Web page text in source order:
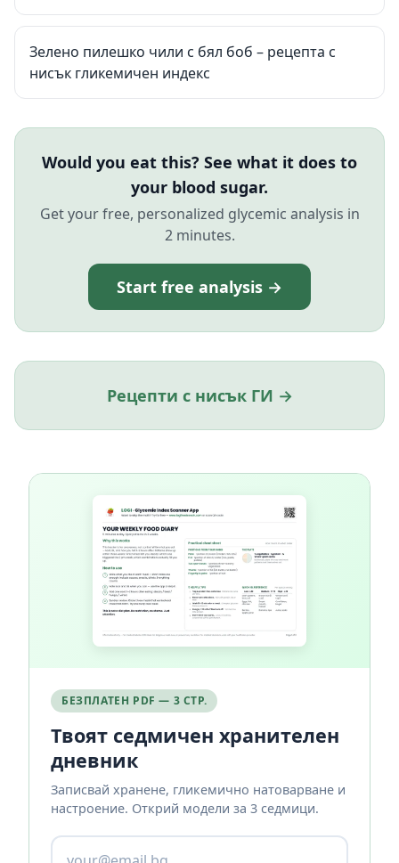
Зелено пилешко чили с бял боб – рецепта с
нисък гликемичен индекс
Would you eat this? See what it does to
your blood sugar.
Get your free, personalized glycemic analysis in
2 minutes.
Start free analysis →
Рецепти с нисък ГИ →
БЕЗПЛАТЕН PDF — 3 СТР.
Твоят седмичен хранителен
дневник
Записвай хранене, гликемично натоварване и
настроение. Открий модели за 3 седмици.